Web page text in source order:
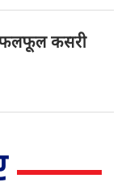
फलफूल कसरी